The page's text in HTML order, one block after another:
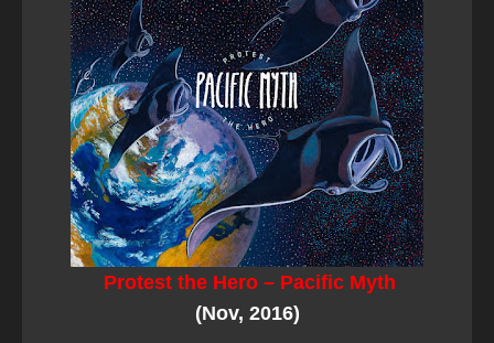
Protest the Hero – Pacific Myth
(Nov, 2016)